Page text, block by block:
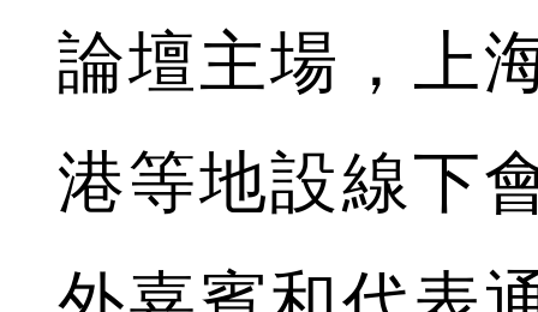
論壇主場，上
港等地設線下